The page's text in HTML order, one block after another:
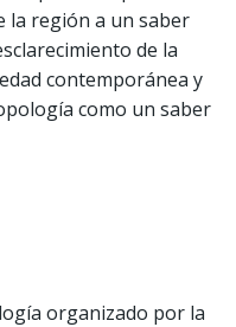
la región a un saber
de la
contemporánea y
como un saber
organizado por la